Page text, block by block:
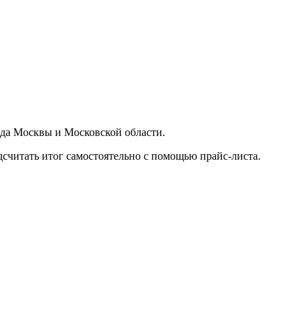
Москвы и Московской области.
итог самостоятельно с помощью прайс-листа.